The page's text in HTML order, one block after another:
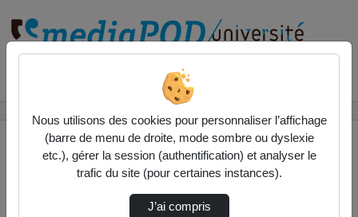
Contactez nous
Nous utilisons des cookies pour personnaliser l’affichage
(barre de menu de droite, mode sombre ou dyslexie
etc.), gérer la session (authentification) et analyser le
trafic du site (pour certaines instances).
J’ai compris